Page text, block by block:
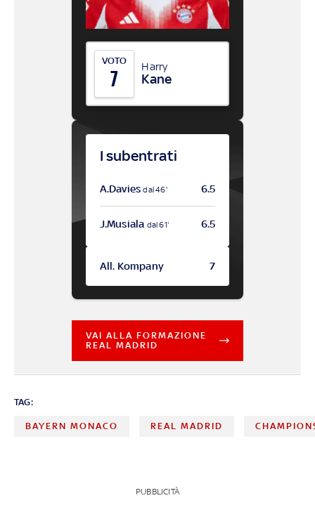
VOTO
7 Harry
Kane
I subentrati
A.Daviesdal 46' 6.5
J.Musiala dal 61' 6.5
All. Kompany 7
VAI ALLA FORMAZIONE
REAL MADRID
TAG:
BAYERN MONACO REAL MADRID
PUBBLICITÀ